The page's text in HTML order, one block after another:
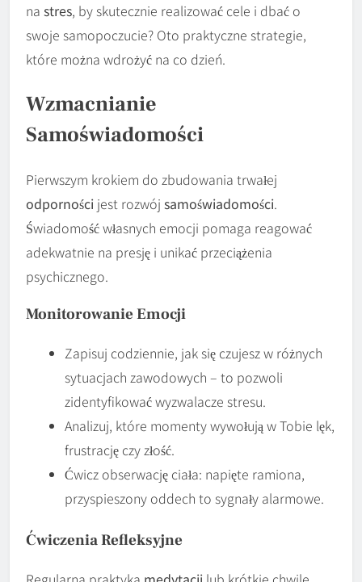
na stres, by skutecznie realizować cele i dbać o
swoje samopoczucie? Oto praktyczne strategie,
które można wdrożyć na co dzień.
Wzmacnianie
Samoświadomości
Pierwszym krokiem do zbudowania trwałej
odporności jest rozwój samoświadomości.
Świadomość własnych emocji pomaga reagować
adekwatnie na presję i unikać przeciążenia
psychicznego.
Monitorowanie Emocji
Zapisuj codziennie, jak się czujesz w różnych
sytuacjach zawodowych – to pozwoli
zidentyfikować wyzwalacze stresu.
Analizuj, które momenty wywołują w Tobie lęk,
frustrację czy złość.
Ćwicz obserwację ciała: napięte ramiona,
przyspieszony oddech to sygnały alarmowe.
Ćwiczenia Refleksyjne